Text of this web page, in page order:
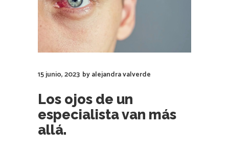
15 junio, 2023 byalejandra valverde
Los ojos de un
especialista van más
allá.